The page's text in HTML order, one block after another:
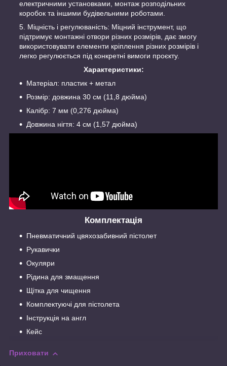
електричними установками, монтаж розподільних
коробок та іншими будівельними роботами.
Міцність і регулюваність: Міцний інструмент, що
підтримує монтажні отвори різних розмірів, дає змогу
використовувати елементи кріплення різних розмірів і
легко регулюється під конкретні вимоги проєкту.
Характеристики:
Матеріал: пластик + метал
Розмір: довжина 30 см (11,8 дюйма)
Калібр: 7 мм (0,276 дюйма)
Довжина нігтя: 4 см (1,57 дюйма)
Комплектація
Пневматичний цвяхозабивний пістолет
Рукавички
Окуляри
Рідина для змащення
Щітка для чищення
Комплектуючі для пістолета
Інструкція на англ
Кейс
Приховати